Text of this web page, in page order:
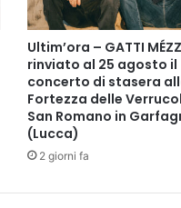
a
n
i
2
5
.
0
Ultim’ora – GATTI
rinviato al 25 agosto il
concerto di stasera
Fortezza delle
San Romano in
(Lucca)
2 giorni fa